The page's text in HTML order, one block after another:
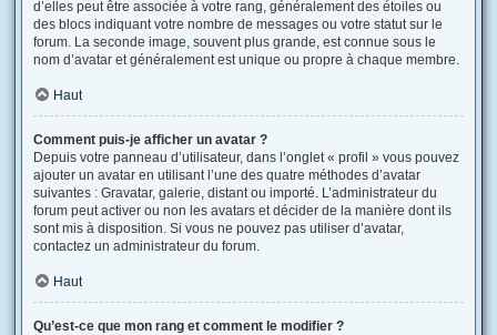
d’elles peut être associée à votre rang, généralement des étoiles ou
des blocs indiquant votre nombre de messages ou votre statut sur le
forum. La seconde image, souvent plus grande, est connue sous le
nom d’avatar et généralement est unique ou propre à chaque membre.
Haut
Comment puis-je afficher un avatar ?
Depuis votre panneau d’utilisateur, dans l’onglet « profil » vous pouvez
ajouter un avatar en utilisant l’une des quatre méthodes d’avatar
suivantes : Gravatar, galerie, distant ou importé. L’administrateur du
forum peut activer ou non les avatars et décider de la manière dont ils
sont mis à disposition. Si vous ne pouvez pas utiliser d’avatar,
contactez un administrateur du forum.
Haut
Qu’est-ce que mon rang et comment le modifier ?